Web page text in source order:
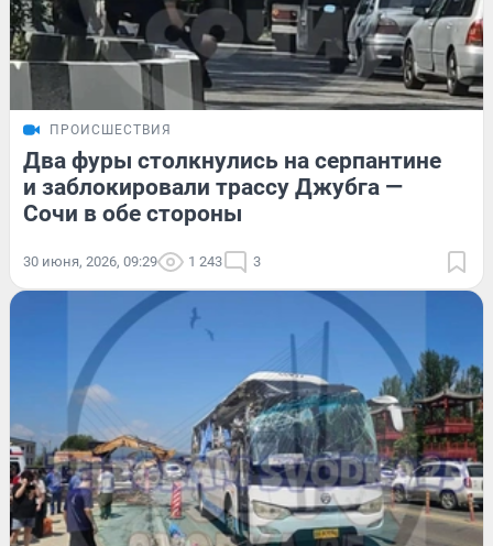
ПРОИСШЕСТВИЯ
Два фуры столкнулись на серпантине
и заблокировали трассу Джубга —
Сочи в обе стороны
30 июня, 2026, 09:29 1 243 3